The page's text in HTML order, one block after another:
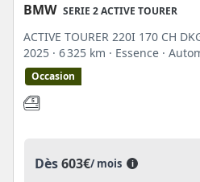
BMW SERIE 2 ACTIVE TOURER
ACTIVE TOURER 220I 170 CH
2025 · 6 325 km · Essence ·
Occasion
Dès603€/ mois i